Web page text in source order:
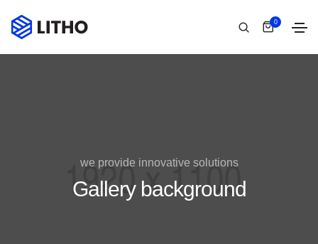
0
we provide innovative solutions
Gallery background